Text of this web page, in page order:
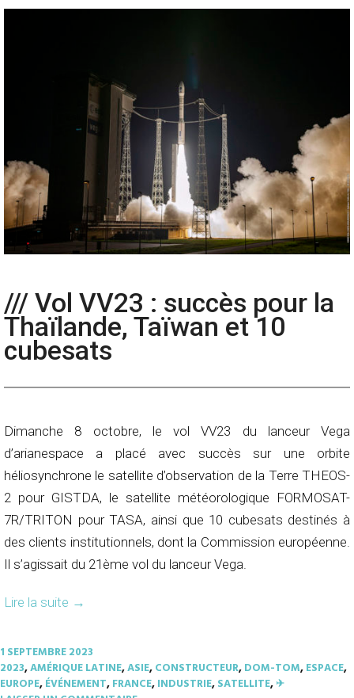
/// Vol VV23 : succès pour la
Thaïlande, Taïwan et 10
cubesats
Dimanche 8 octobre, le vol VV23 du lanceur Vega
d’arianespace a placé avec succès sur une orbite
héliosynchrone le satellite d’observation de la Terre THEOS-
2 pour GISTDA, le satellite météorologique FORMOSAT-
7R/TRITON pour TASA, ainsi que 10 cubesats destinés à
des clients institutionnels, dont la Commission européenne.
Il s’agissait du 21ème vol du lanceur Vega.
Lire la suite →
1 SEPTEMBRE 2023
2023,AMÉRIQUE LATINE,ASIE,CONSTRUCTEUR,DOM-TOM,ESPACE,
EUROPE,ÉVÉNEMENT,FRANCE,INDUSTRIE,SATELLITE,✈︎